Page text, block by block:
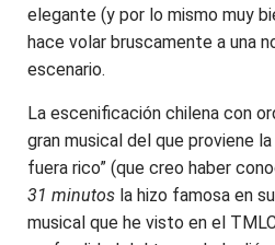
elegante (y por lo mismo muy
hace volar bruscamente a una
escenario.
La escenificación chilena con
gran musical del que proviene
fuera rico” (que creo haber
31 minutos la hizo famosa en
musical que he visto en el